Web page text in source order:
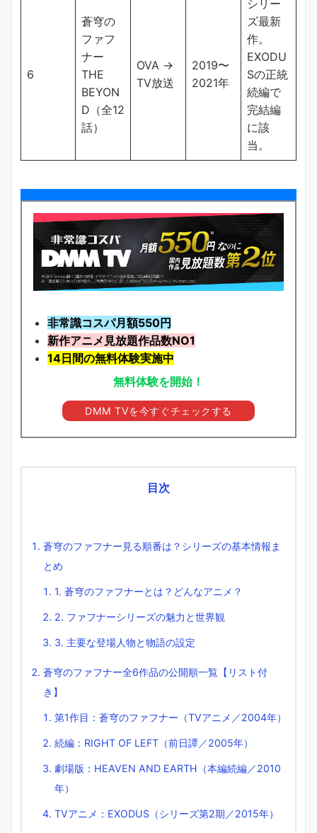
6
蒼穹の
ファフ
ナー
THE
BEYON
D（全12
話）
OVA →
TV放送
2019〜
2021年
シリー
ズ最新
作。
EXODU
Sの正統
続編で
完結編
に該
当。
非常識コスパ月額550円
新作アニメ見放題作品数NO1
14日間の無料体験実施中
無料体験を開始！
DMM TVを今すぐチェックする
目次
蒼穹のファフナー見る順番は？シリーズの基本情報ま
とめ
1. 蒼穹のファフナーとは？どんなアニメ？
2. ファフナーシリーズの魅力と世界観
3. 主要な登場人物と物語の設定
蒼穹のファフナー全6作品の公開順一覧【リスト付
き】
第1作目：蒼穹のファフナー（TVアニメ／2004年）
続編：RIGHT OF LEFT（前日譚／2005年）
劇場版：HEAVEN AND EARTH（本編続編／2010
年）
TVアニメ：EXODUS（シリーズ第2期／2015年）